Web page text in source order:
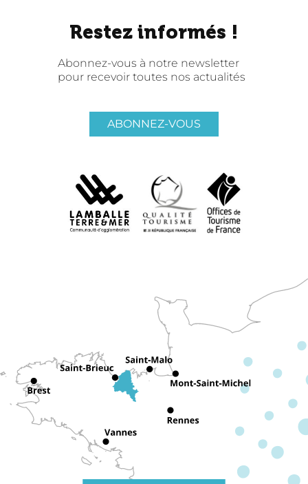
Restez informés !
Abonnez-vous à notre newsletter
pour recevoir toutes nos actualités
ABONNEZ-VOUS